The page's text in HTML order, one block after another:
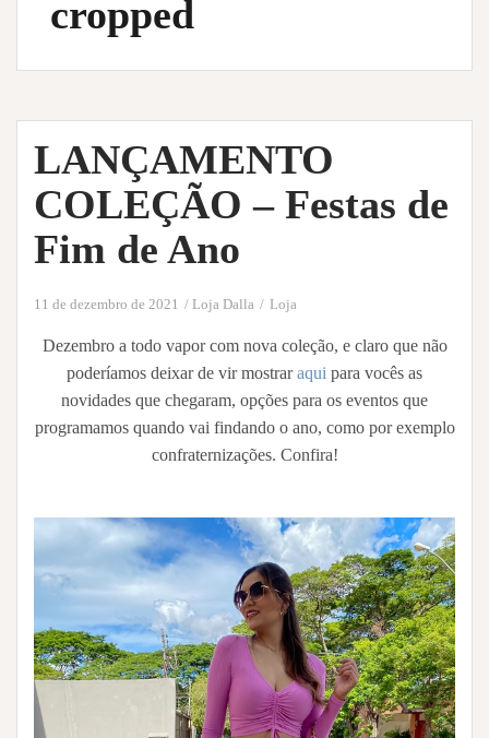
cropped
LANÇAMENTO
COLEÇÃO – Festas de
Fim de Ano
11 de dezembro de 2021 Loja Dalla Loja
Dezembro a todo vapor com nova coleção, e claro que não
poderíamos deixar de vir mostraraqui para vocês as
novidades que chegaram, opções para os eventos que
programamos quando vai findando o ano, como por exemplo
confraternizações. Confira!